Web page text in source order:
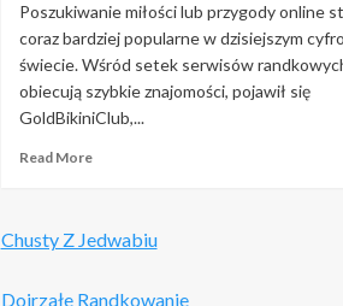
idealnego
partnera
z
zasobnym
portfelem?
Poszukiwanie miłości lub przygody online
coraz bardziej popularne w dzisiejszym
świecie. Wśród setek serwisów
obiecują szybkie znajomości, pojawił się
GoldBikiniClub,...
Read MoreRead
–
Chusty Z Jedwabiu
Dojrzałe Randkowanie